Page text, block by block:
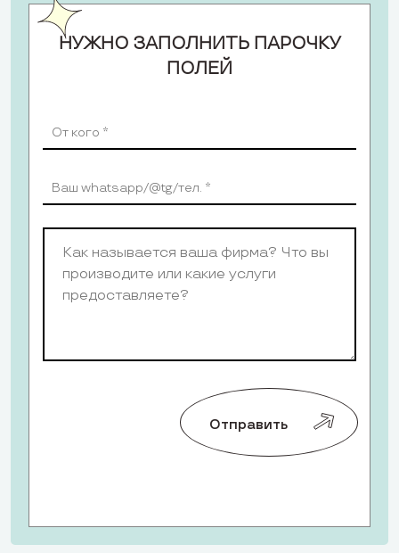
НУЖНО ЗАПОЛНИТЬ ПАРОЧКУ
ПОЛЕЙ
Отправить